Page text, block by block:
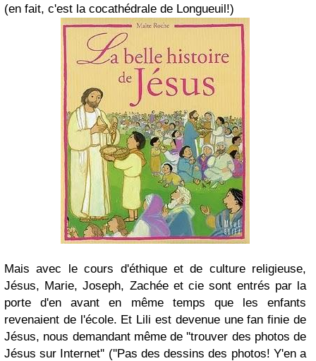
(en fait, c'est la cocathédrale de Longueuil!)
Mais avec le cours d'éthique et de culture religieuse,
Jésus, Marie, Joseph, Zachée et cie sont entrés par la
porte d'en avant en même temps que les enfants
revenaient de l'école. Et Lili est devenue une fan finie de
Jésus, nous demandant même de ''trouver des photos de
Jésus sur Internet'' (''Pas des dessins des photos! Y'en a